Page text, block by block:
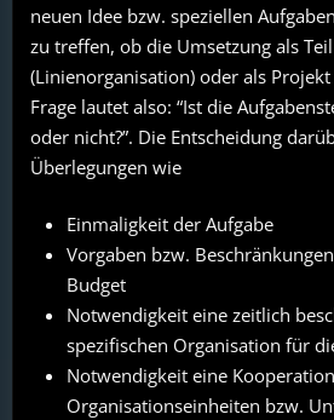
neuen Idee bzw. speziellen
zu treffen, ob die Umsetzung als
(Linienorganisation) oder als
Frage lautet also: “Ist die
oder nicht?”. Die Entscheidung
Überlegungen wie
Einmaligkeit der Aufgabe
Vorgaben bzw.
Budget
Notwendigkeit eine zeitlich
spezifischen Organisation für
Notwendigkeit eine
Organisationseinheiten bzw.